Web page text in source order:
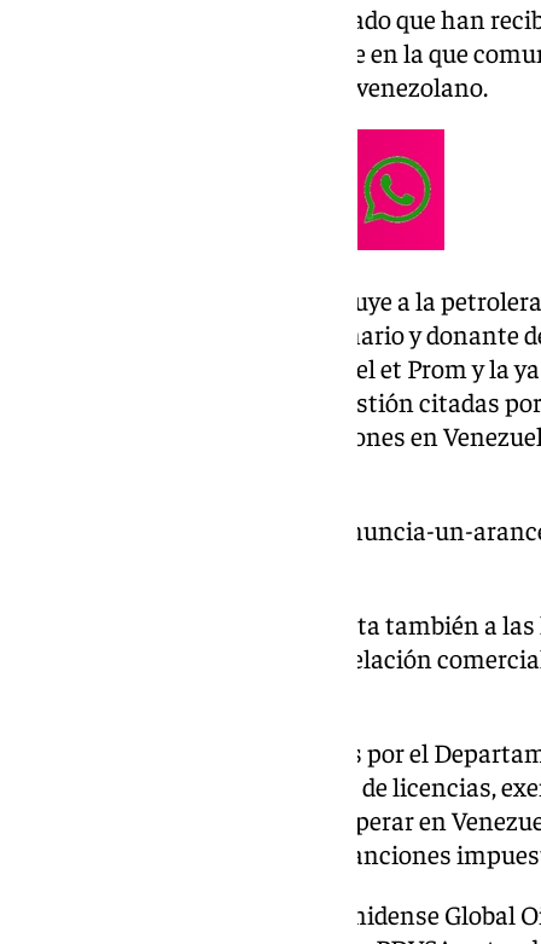
Fuentes de Repsol han confirmado que han
Administración estadounidense en la que
para la exportación de petróleo venezolano.
La decisión de Washington incluye a la
Terminals, propiedad del millonario y donante
Sargeant III, a la francesa Maurel et Prom y la
personas conocedoras de la cuestión citadas
deberán poner fin a sus operaciones en
https://www.101tv.es/trump-anuncia-un-
La decisión de Washington afecta también a
de gas venezolano que tengan relación
Estos permisos fueron emitidos por el
estadounidense bajo el formato de licencias,
conformidad para permitirles operar en
PDVSA sin que les afecten las sanciones
En lo que se refiere a la estadounidense Global